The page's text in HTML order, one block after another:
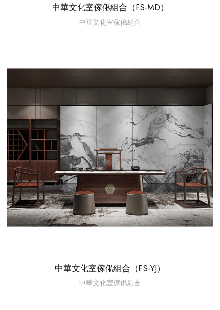
中華文化室傢俬組合（FS-MD）
中華文化室傢俬組合
中華文化室傢俬組合（FS-YJ）
中華文化室傢俬組合